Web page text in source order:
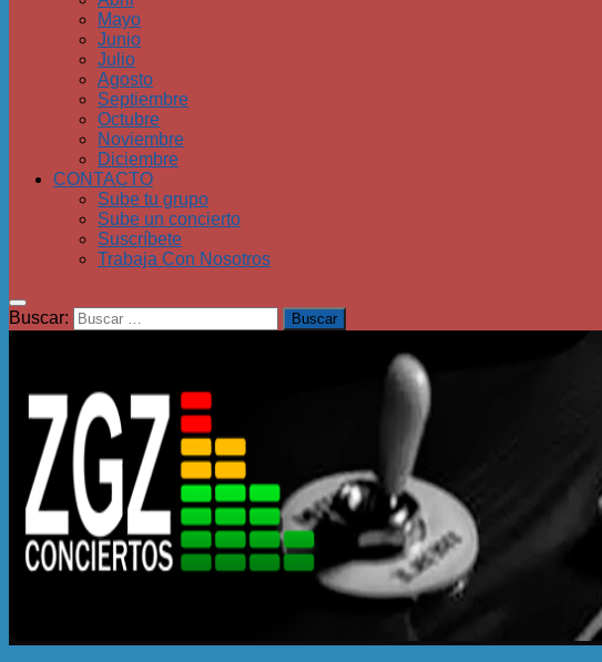
Mayo
Junio
Julio
Agosto
Septiembre
Octubre
Noviembre
Diciembre
CONTACTO
Sube tu grupo
Sube un concierto
Suscríbete
Trabaja Con Nosotros
Buscar: